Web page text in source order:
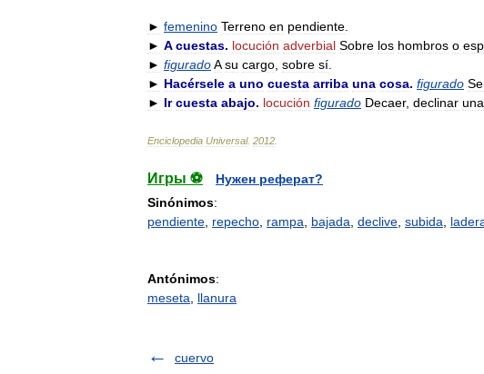
► femenino Terreno en pendiente
► A cuestas. locución adverbial Sobre los hombros o
► figuradoA su cargo sobre sí
► Hacérsele a uno cuesta arriba una cosa. figurado
► Ir cuesta abajo. locución figurado Decaer, declinar una
Enciclopedia Universal. 2012
Игры ⚽
Нужен реферат?
Sinónimos:
pendiente repecho rampa bajada declive subida
Antónimos:
meseta
llanura
cuervo